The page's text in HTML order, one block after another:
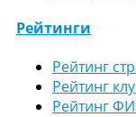
Рейтинги
Рейтинг
Рейтинг
Рейтинг